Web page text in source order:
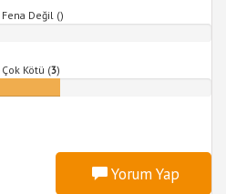
Fena Değil ()
Çok Kötü (3)
Yorum Yap